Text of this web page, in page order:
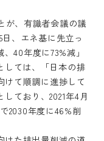
が、有識者会議の議
、エネ基に先立っ
40年度に73%減」
しては、「日本の排
けて順調に進捗して
ており、2021年4月
2030年度に46%削